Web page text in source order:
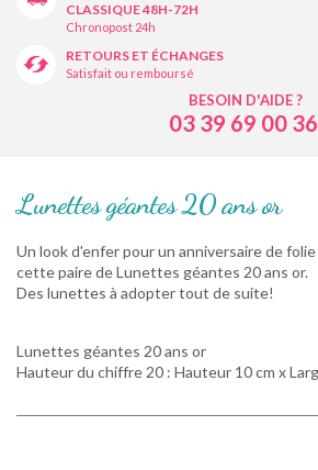
CLASSIQUE 48H-72H
Chronopost 24h
RETOURS ET ÉCHANGES
Satisfait ou remboursé
BESOIN D'AIDE ?
03 39 69 00 36
Lunettes géantes 20 ans or
Un look d'enfer pour un anniversaire de
cette paire de Lunettes géantes 20 ans or.
Des lunettes à adopter tout de suite!
Lunettes géantes 20 ans or
Hauteur du chiffre 20 : Hauteur 10 cm x